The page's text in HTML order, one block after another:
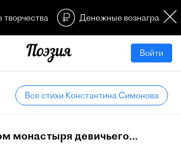
Денежные
Войти
Все стихи Константина Симонова
монастыря девичьего...